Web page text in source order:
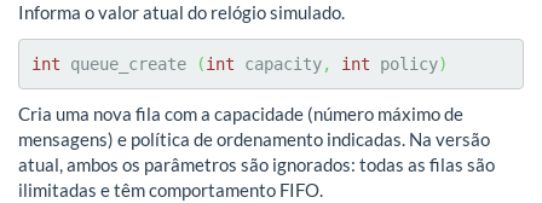
Informa o valor atual do relógio simulado.
int queue_create (int capacity, int policy)
Cria uma nova fila com a capacidade (número máximo de
mensagens) e política de ordenamento indicadas. Na versão
atual, ambos os parâmetros são ignorados: todas as filas são
ilimitadas e têm comportamento FIFO.